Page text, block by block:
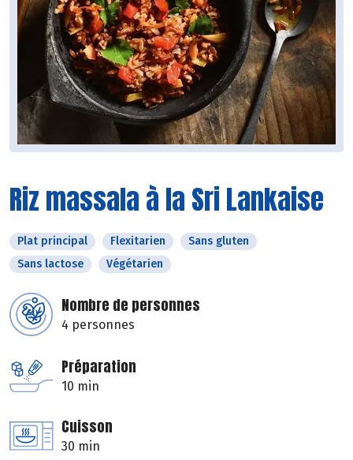
Riz massala à la Sri Lankaise
Plat principal Flexitarien
Sans gluten
Sans lactose
Végétarien
Nombre de personnes
4 personnes
Préparation
10 min
Cuisson
30 min